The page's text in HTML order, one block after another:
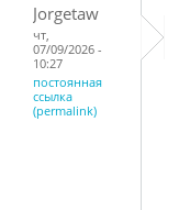
Jorgetaw
чт,
07/09/2026 -
10:27
постоянная
ссылка
(permalink)